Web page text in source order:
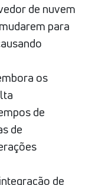
de nuvem
para
os
de
de
de